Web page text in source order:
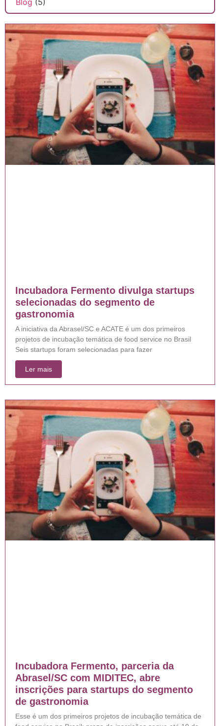
Incubadora Fermento divulga startups
selecionadas do segmento de
gastronomia
A iniciativa da Abrasel/SC e ACATE é um dos primeiros
projetos de incubação temática de food service no Brasil
Seis startups foram selecionadas para fazer
Ler mais
Incubadora Fermento, parceria da
Abrasel/SC com MIDITEC, abre
inscrições para startups do segmento
de gastronomia
Esse é um dos primeiros projetos de incubação temática de
Blog (5)